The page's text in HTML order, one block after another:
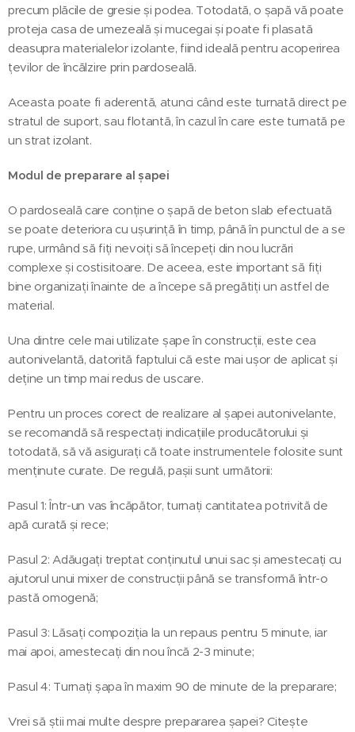
precum plăcile de gresie și podea. Totodată, o șapă vă poate
proteja casa de umezeală și mucegai și poate fi plasată
deasupra materialelor izolante, fiind ideală pentru acoperirea
țevilor de încălzire prin pardoseală.
Aceasta poate fi aderentă, atunci când este turnată direct pe
stratul de suport, sau flotantă, în cazul în care este turnată pe
un strat izolant.
Modul de preparare al șapei
O pardoseală care conține o șapă de beton slab efectuată
se poate deteriora cu ușurință în timp, până în punctul de a se
rupe, urmând să fiți nevoiți să începeți din nou lucrări
complexe și costisitoare. De aceea, este important să fiți
bine organizați înainte de a începe să pregătiți un astfel de
material.
Una dintre cele mai utilizate șape în construcții, este cea
autonivelantă, datorită faptului că este mai ușor de aplicat și
deține un timp mai redus de uscare.
Pentru un proces corect de realizare al șapei autonivelante,
se recomandă să respectați indicațiile producătorului și
totodată, să vă asigurați că toate instrumentele folosite sunt
menținute curate. De regulă, pașii sunt următorii:
Pasul 1: Într-un vas încăpător, turnați cantitatea potrivită de
apă curată și rece;
Pasul 2: Adăugați treptat conținutul unui sac și amestecați cu
ajutorul unui mixer de construcții până se transformă într-o
pastă omogenă;
Pasul 3: Lăsați compoziția la un repaus pentru 5 minute, iar
mai apoi, amestecați din nou încă 2-3 minute;
Pasul 4: Turnați șapa în maxim 90 de minute de la preparare;
Vrei să știi mai multe despre prepararea șapei? Citește